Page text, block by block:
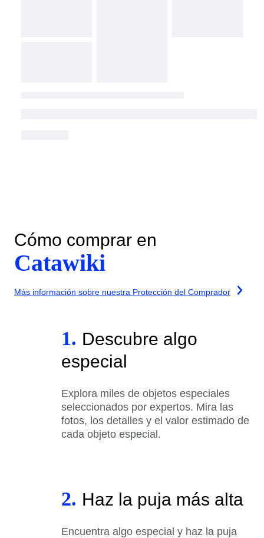
Cómo comprar en
Catawiki
Más información sobre nuestra Protección del Comprador
1. Descubre algo
especial
Explora miles de objetos especiales
seleccionados por expertos. Mira las
fotos, los detalles y el valor estimado de
cada objeto especial.
2. Haz la puja más alta
Encuentra algo especial y haz la puja